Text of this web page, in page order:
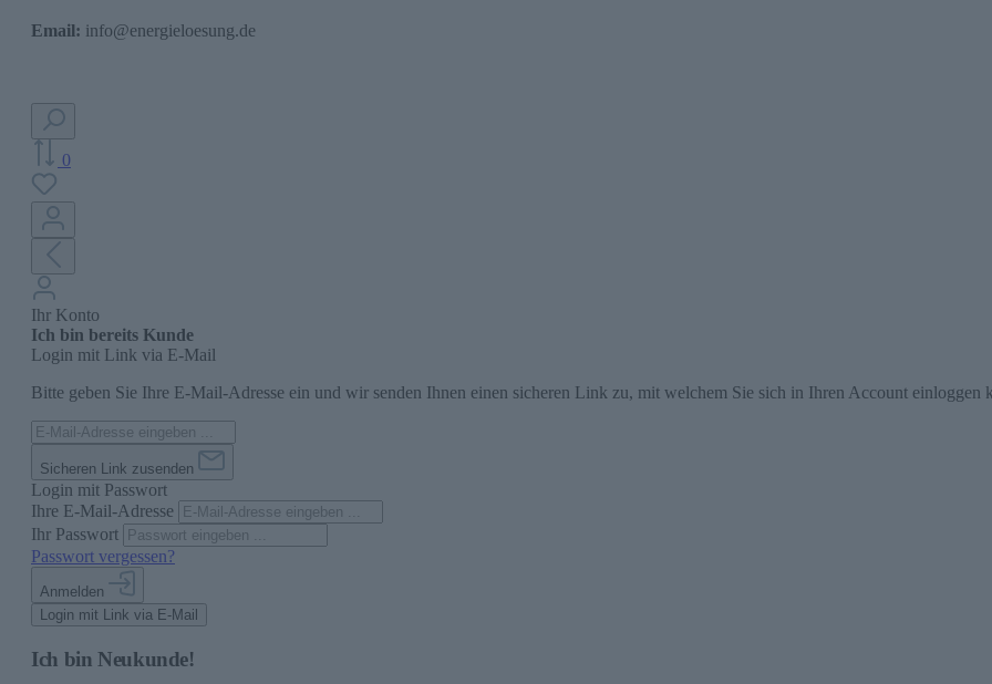
Email: info@energieloesung.de
0
Ihr Konto
Ich bin bereits Kunde
Login mit Link via E-Mail
Bitte geben Sie Ihre E-Mail-Adresse ein und wir senden Ihnen einen sicheren Link zu, mit welchem Sie sich in Ihren Account einloggen
Sicheren Link zusenden
Login mit Passwort
Ihre E-Mail-Adresse
Ihr Passwort
Passwort vergessen?
Anmelden
Login mit Link via E-Mail
Ich bin Neukunde!